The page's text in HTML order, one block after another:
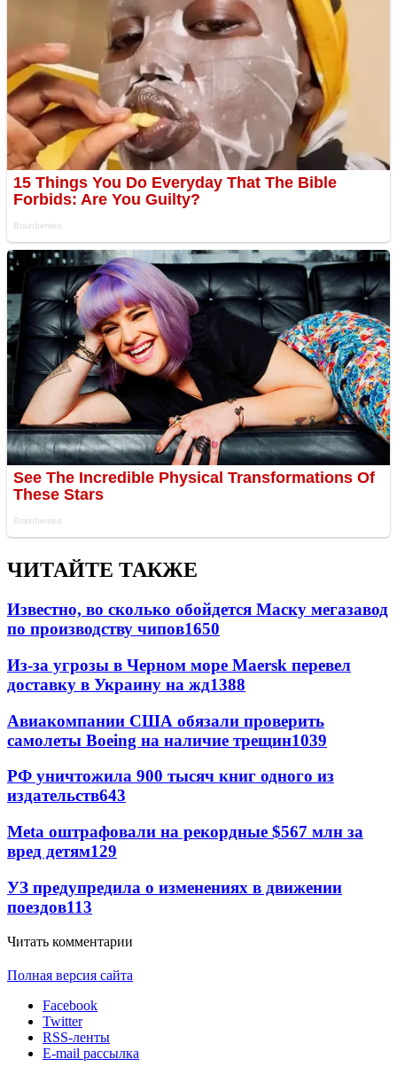
ЧИТАЙТЕ ТАКЖЕ
Известно, во сколько обойдется Маску мегазавод
по производству чипов1650
Из-за угрозы в Черном море Maersk перевел
доставку в Украину на жд1388
Авиакомпании США обязали проверить
самолеты Boeing на наличие трещин1039
РФ уничтожила 900 тысяч книг одного из
издательств643
Meta оштрафовали на рекордные $567 млн за
вред детям129
УЗ предупредила о изменениях в движении
поездов113
Читать комментарии
Полная версия сайта
Facebook
Twitter
RSS-ленты
E-mail рассылка